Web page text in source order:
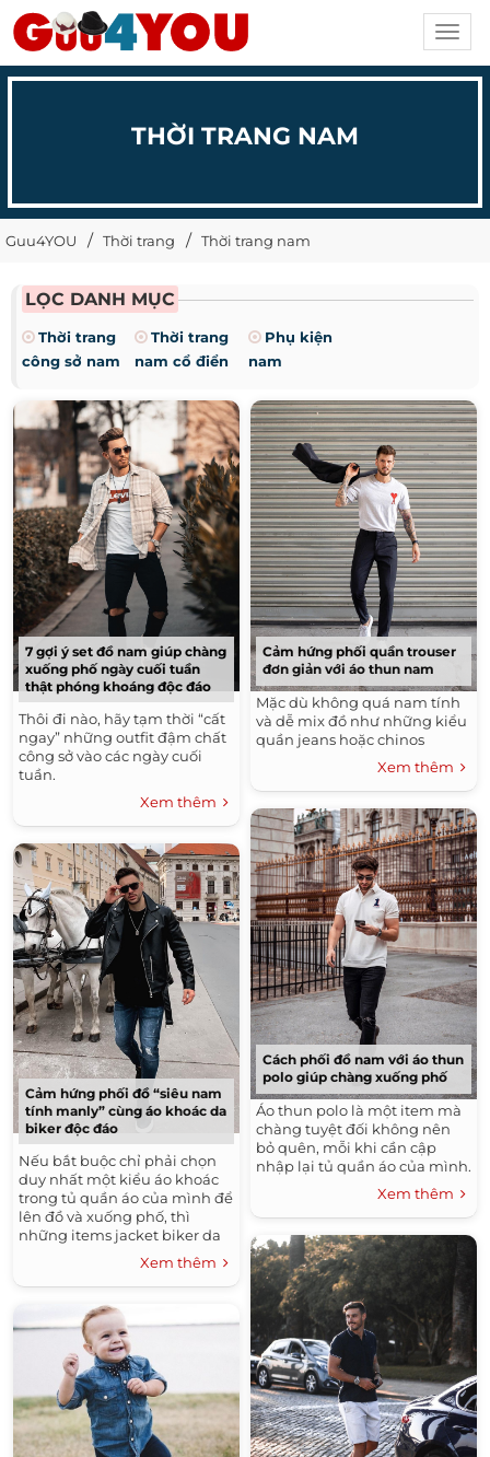
THỜI TRANG NAM
Guu4YOU Thời trang Thời trang nam
LỌC DANH MỤC
Thời trang
công sở nam
Thời trang
nam cổ điển
Phụ kiện
nam
7 gợi ý set đồ nam giúp chàng
xuống phố ngày cuối tuần
thật phóng khoáng độc đáo
Thôi đi nào, hãy tạm thời “cất
ngay” những outfit đậm chất
công sở vào các ngày cuối
tuần.
Xem thêm
Cảm hứng phối đồ “siêu nam
tính manly” cùng áo khoác da
biker độc đáo
Nếu bắt buộc chỉ phải chọn
duy nhất một kiểu áo khoác
trong tủ quần áo của mình để
lên đồ và xuống phố, thì
những items jacket biker da
chính là thứ mà chàng cần
nên cân nhắc để chọn lựa.
Xem thêm
Cảm hứng phối quần trouser
đơn giản với áo thun nam
Mặc dù không quá nam tính
và dễ mix đồ như những kiểu
quần jeans hoặc chinos
Xem thêm
Cách phối đồ nam với áo thun
polo giúp chàng xuống phố
Áo thun polo là một item mà
chàng tuyệt đối không nên
bỏ quên, mỗi khi cần cập
nhập lại tủ quần áo của mình.
Xem thêm